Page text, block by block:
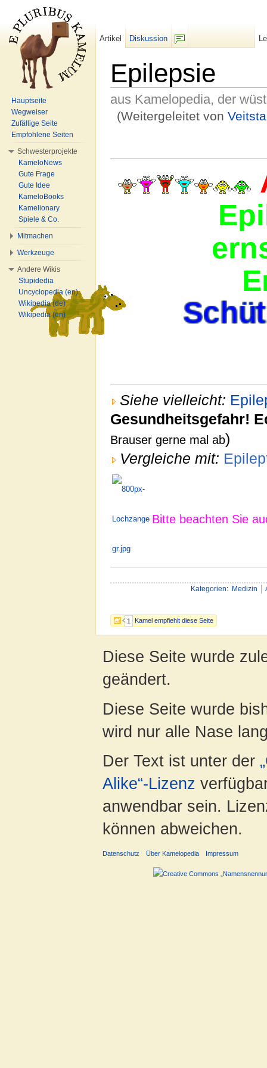
Epilepsie
aus Kamelopedia, der
(Weitergeleitet von
1 Kamel empfiehlt diese Seite
Siehe vielleicht:
Gesundheitsgefahr!
Brauser gerne mal ab)
Vergleiche mit:
Bitte beachten Sie
Kategorien: Medizin
Artikel
Diskussion
Hauptseite
Wegweiser
Zufällige Seite
Empfohlene Seiten
Schwesterprojekte
KameloNews
Gute Frage
Gute Idee
KameloBooks
Kamelionary
Spiele & Co.
Mitmachen
Werkzeuge
Andere Wikis
Stupidedia
Uncyclopedia (en)
Wikipedia (de)
Wikipedia (en)
Diese Seite wurde
geändert.
Diese Seite wurde
wird nur alle Nase
Der Text ist unter der
Alike“-Lizenz
anwendbar sein.
können abweichen.
Datenschutz Über Kamelopedia Impressum